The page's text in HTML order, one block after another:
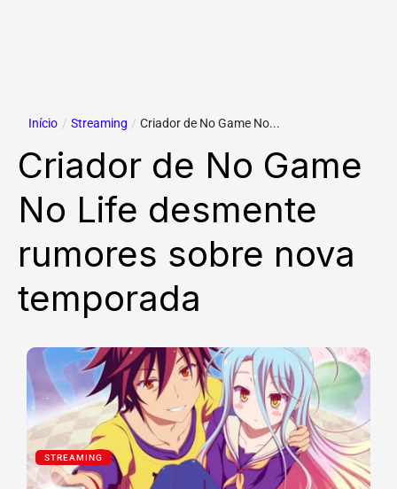
Início / Streaming / Criador de No Game No...
Criador de No Game
No Life desmente
rumores sobre nova
temporada
STREAMING